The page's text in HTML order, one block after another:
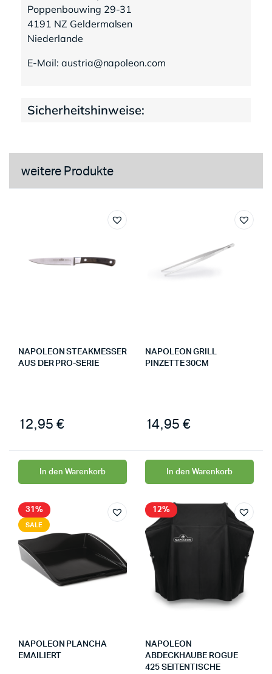
Poppenbouwing 29-31
4191 NZ Geldermalsen
Niederlande
E-Mail: austria@napoleon.com
Sicherheitshinweise:
weitere Produkte
NAPOLEON STEAKMESSER
AUS DER PRO-SERIE
12,95 €
In den Warenkorb
NAPOLEON GRILL
PINZETTE 30CM
14,95 €
In den Warenkorb
31%
SALE
NAPOLEON PLANCHA
EMAILIERT
12%
NAPOLEON
ABDECKHAUBE ROGUE
425 SEITENTISCHE